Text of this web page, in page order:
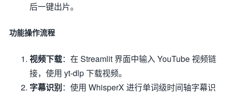
后一键出片。
功能操作流程
视频下载：在 Streamlit 界面中输入 YouTube 视频链
接，使用 yt-dlp 下载视频。
字幕识别：使用 WhisperX 进行单词级时间轴字幕识